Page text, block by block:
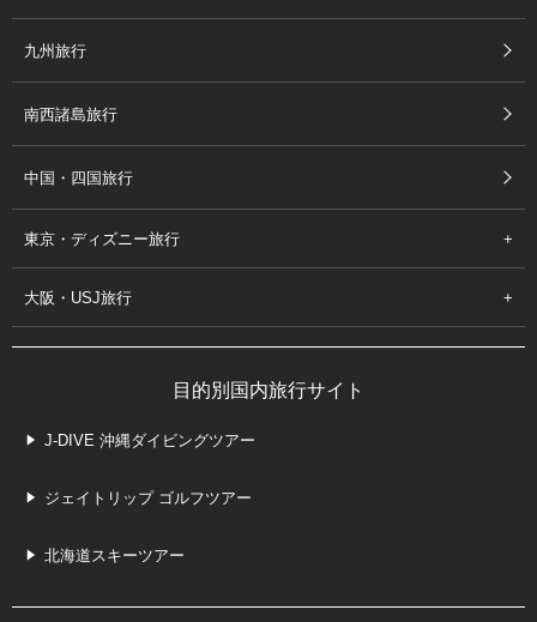
九州旅行
南西諸島旅行
中国・四国旅行
東京・ディズニー旅行
大阪・USJ旅行
目的別国内旅行サイト
J-DIVE 沖縄ダイビングツアー
ジェイトリップ ゴルフツアー
北海道スキーツアー